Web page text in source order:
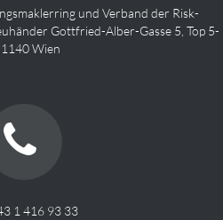
und Verband der Risk-
Gottfried-Alber-Gasse 5, Top 5-
1140 Wien
1 416 93 33